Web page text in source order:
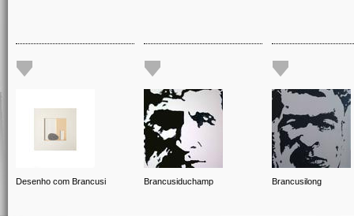
Desenho com Brancusi Brancusiduchamp Brancusilong